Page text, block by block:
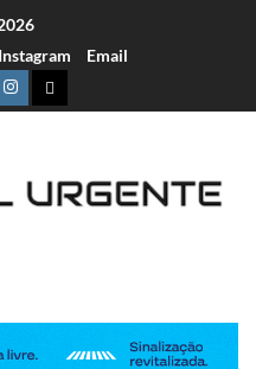
Instagram Email